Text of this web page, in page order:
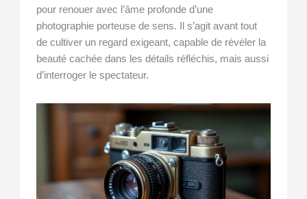
pour renouer avec l’âme profonde d’une
photographie porteuse de sens. Il s’agit avant tout
de cultiver un regard exigeant, capable de révéler la
beauté cachée dans les détails réfléchis, mais aussi
d’interroger le spectateur.